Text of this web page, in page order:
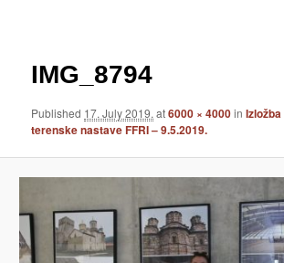
IMG_8794
Published 17. July 2019. at6000 × 4000in
terenske nastave FFRI – 9.5.2019.